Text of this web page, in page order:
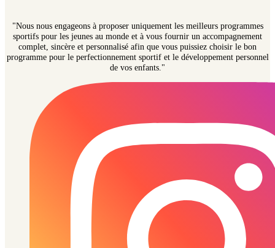
"Nous nous engageons à proposer uniquement les meilleurs programmes
sportifs pour les jeunes au monde et à vous fournir un accompagnement
complet, sincère et personnalisé afin que vous puissiez choisir le bon
programme pour le perfectionnement sportif et le développement personnel
de vos enfants."